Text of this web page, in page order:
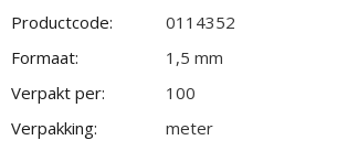
Productcode:
0114352
Formaat:
1,5 mm
Verpakt per:
100
Verpakking:
meter